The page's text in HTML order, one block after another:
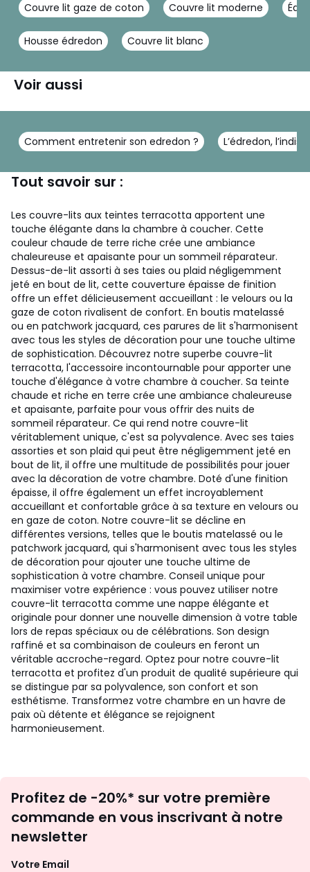
Couvre lit gaze de coton Couvre lit moderne
Housse édredon Couvre lit blanc
Voir aussi
Comment entretenir son edredon ? L’édredon,
Tout savoir sur :
Les couvre-lits aux teintes terracotta apportent une
touche élégante dans la chambre à coucher. Cette
couleur chaude de terre riche crée une ambiance
chaleureuse et apaisante pour un sommeil réparateur.
Dessus-de-lit assorti à ses taies ou plaid négligemment
jeté en bout de lit, cette couverture épaisse de finition
offre un effet délicieusement accueillant : le velours ou la
gaze de coton rivalisent de confort. En boutis matelassé
ou en patchwork jacquard, ces parures de lit s'harmonisent
avec tous les styles de décoration pour une touche ultime
de sophistication. Découvrez notre superbe couvre-lit
terracotta, l'accessoire incontournable pour apporter une
touche d'élégance à votre chambre à coucher. Sa teinte
chaude et riche en terre crée une ambiance chaleureuse
et apaisante, parfaite pour vous offrir des nuits de
sommeil réparateur. Ce qui rend notre couvre-lit
véritablement unique, c'est sa polyvalence. Avec ses taies
assorties et son plaid qui peut être négligemment jeté en
bout de lit, il offre une multitude de possibilités pour jouer
avec la décoration de votre chambre. Doté d'une finition
épaisse, il offre également un effet incroyablement
accueillant et confortable grâce à sa texture en velours ou
en gaze de coton. Notre couvre-lit se décline en
différentes versions, telles que le boutis matelassé ou le
patchwork jacquard, qui s'harmonisent avec tous les styles
de décoration pour ajouter une touche ultime de
sophistication à votre chambre. Conseil unique pour
maximiser votre expérience : vous pouvez utiliser notre
couvre-lit terracotta comme une nappe élégante et
originale pour donner une nouvelle dimension à votre table
lors de repas spéciaux ou de célébrations. Son design
raffiné et sa combinaison de couleurs en feront un
véritable accroche-regard. Optez pour notre couvre-lit
terracotta et profitez d'un produit de qualité supérieure qui
se distingue par sa polyvalence, son confort et son
esthétisme. Transformez votre chambre en un havre de
paix où détente et élégance se rejoignent
harmonieusement.
newsletter
Profitez de -20%* sur votre première
commande en vous inscrivant à notre
newsletter
Votre Email